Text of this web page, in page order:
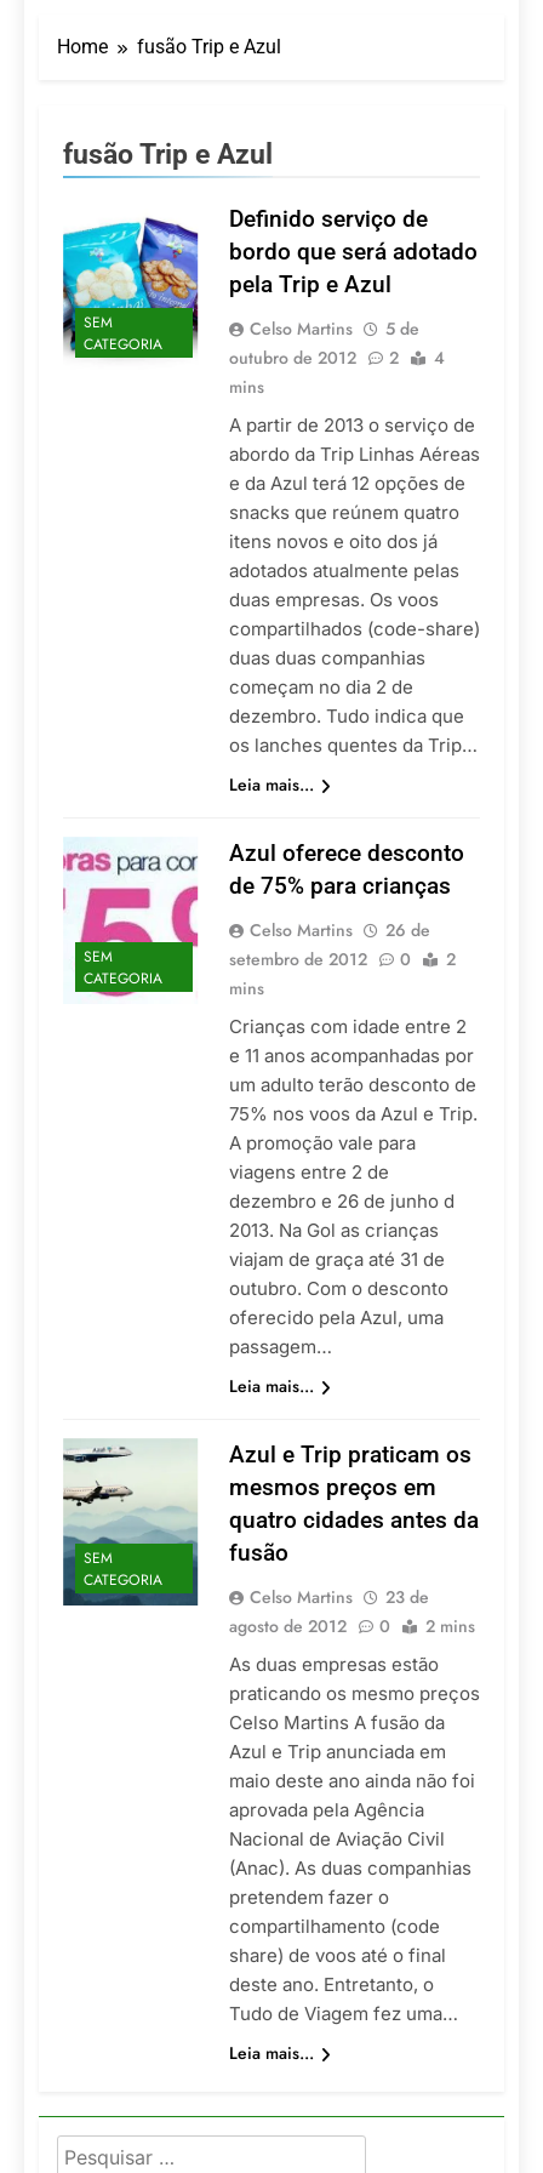
Balanger assume
5 De Agosto De 2026
Embraer 195-E2
5 De Agosto De 2026
Azul retoma voos
Alegre e Montevidéu
em dezembro
5 De Agosto De 2026
Turismo na Serra
Catarinense: Região do
Salto Caveiras atrai
fortalece infraestrutura
5 De Agosto De 2026
Toda a Europa em Um
Só Lugar: Descubra as
Atrações do Parque
Mini-Europe
4 De Agosto De 2026
Home fusão Trip e Azul
fusão Trip e Azul
SEM
CATEGORIA
Definido serviço de
bordo que será adotado
pela Trip e Azul
Celso Martins
5 de
outubro de 2012
2
4
mins
A partir de 2013 o serviço de
abordo da Trip Linhas Aéreas
e da Azul terá 12 opções de
snacks que reúnem quatro
itens novos e oito dos já
adotados atualmente pelas
duas empresas. Os voos
compartilhados (code-share)
duas duas companhias
começam no dia 2 de
dezembro. Tudo indica que
os lanches quentes da Trip…
Leia mais...
SEM
CATEGORIA
Azul oferece desconto
de 75% para crianças
Celso Martins
26 de
setembro de 2012
0
2
mins
Crianças com idade entre 2
e 11 anos acompanhadas por
um adulto terão desconto de
75% nos voos da Azul e Trip.
A promoção vale para
viagens entre 2 de
dezembro e 26 de junho d
2013. Na Gol as crianças
viajam de graça até 31 de
outubro. Com o desconto
oferecido pela Azul, uma
passagem…
Leia mais...
SEM
CATEGORIA
Azul e Trip praticam os
mesmos preços em
quatro cidades antes da
fusão
Celso Martins
23 de
agosto de 2012
0 2 mins
As duas empresas estão
praticando os mesmo preços
Celso Martins A fusão da
Azul e Trip anunciada em
maio deste ano ainda não foi
aprovada pela Agência
Nacional de Aviação Civil
(Anac). As duas companhias
pretendem fazer o
compartilhamento (code
share) de voos até o final
deste ano. Entretanto, o
Tudo de Viagem fez uma…
Leia mais...
Pesquisar